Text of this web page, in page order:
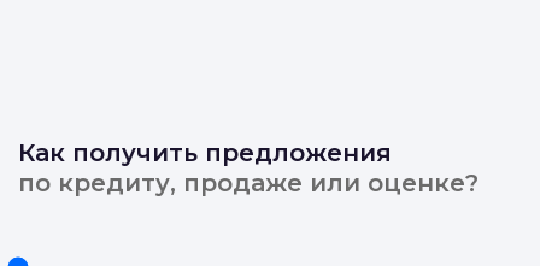
Как получить предложения
по кредиту, продаже или оценке?